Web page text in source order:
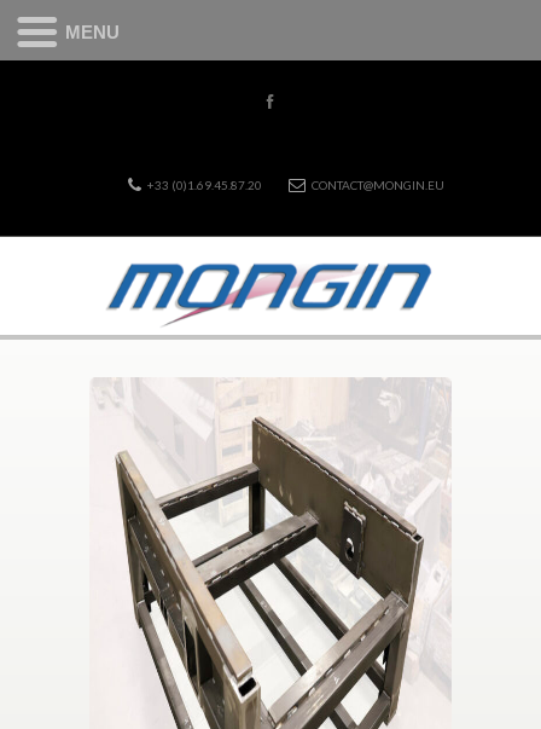
+33 (0)1.69.45.87.20 CONTACT@MONGIN.EU
MENU